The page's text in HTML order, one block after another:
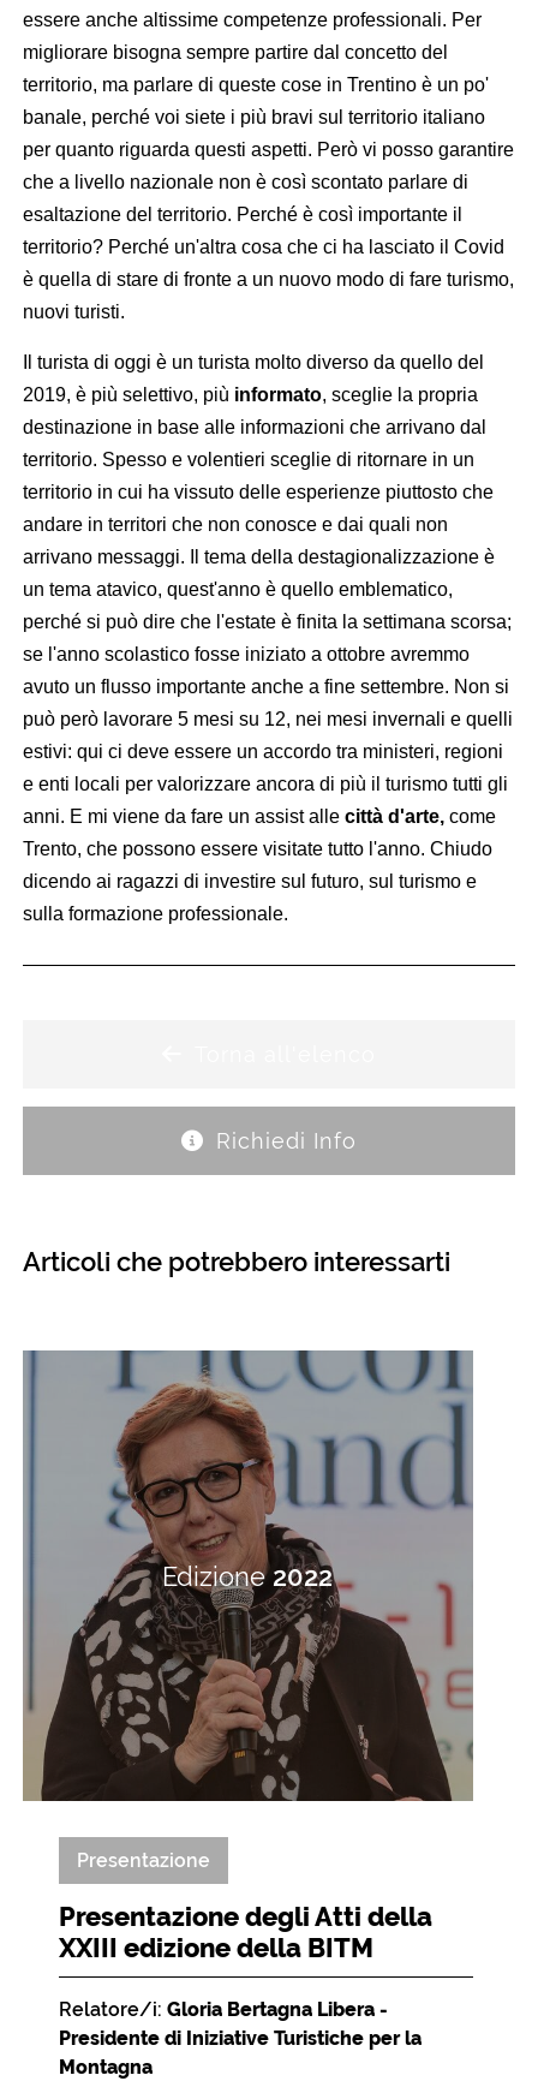
essere anche altissime competenze professionali. Per
migliorare bisogna sempre partire dal concetto del
territorio, ma parlare di queste cose in Trentino è un po'
banale, perché voi siete i più bravi sul territorio italiano
per quanto riguarda questi aspetti. Però vi posso garantire
che a livello nazionale non è così scontato parlare di
esaltazione del territorio. Perché è così importante il
territorio? Perché un'altra cosa che ci ha lasciato il Covid
è quella di stare di fronte a un nuovo modo di fare turismo,
nuovi turisti.
Il turista di oggi è un turista molto diverso da quello del
2019, è più selettivo, più informato, sceglie la propria
destinazione in base alle informazioni che arrivano dal
territorio. Spesso e volentieri sceglie di ritornare in un
territorio in cui ha vissuto delle esperienze piuttosto che
andare in territori che non conosce e dai quali non
arrivano messaggi. Il tema della destagionalizzazione è
un tema atavico, quest'anno è quello emblematico,
perché si può dire che l'estate è finita la settimana scorsa;
se l'anno scolastico fosse iniziato a ottobre avremmo
avuto un flusso importante anche a fine settembre. Non si
può però lavorare 5 mesi su 12, nei mesi invernali e quelli
estivi: qui ci deve essere un accordo tra ministeri, regioni
e enti locali per valorizzare ancora di più il turismo tutti gli
anni. E mi viene da fare un assist alle città d'arte,come
Trento, che possono essere visitate tutto l'anno. Chiudo
dicendo ai ragazzi di investire sul futuro, sul turismo e
sulla formazione professionale.
Richiedi Info
Articoli che potrebbero interessarti
Edizione2022
Presentazione
Presentazione degli Atti della
XXIII edizione della BITM
Relatore/i: Gloria Bertagna Libera -
Presidente di Iniziative Turistiche per la
Montagna